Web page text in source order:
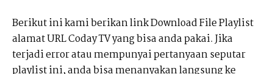
Berikut ini kami berikan link Download File Playlist
alamat URL Coday TV yang bisa anda pakai. Jika
terjadi error atau mempunyai pertanyaan seputar
playlist ini, anda bisa menanyakan langsung ke